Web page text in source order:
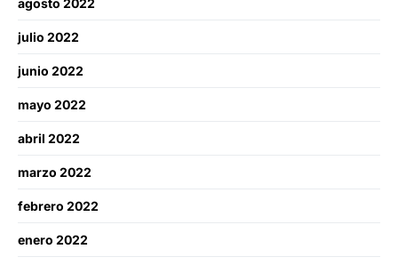
agosto 2022
julio 2022
junio 2022
mayo 2022
abril 2022
marzo 2022
febrero 2022
enero 2022